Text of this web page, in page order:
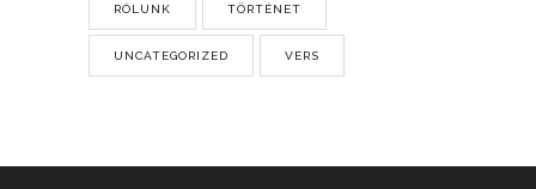
RÓLUNK TÖRTÉNET
UNCATEGORIZED VERS